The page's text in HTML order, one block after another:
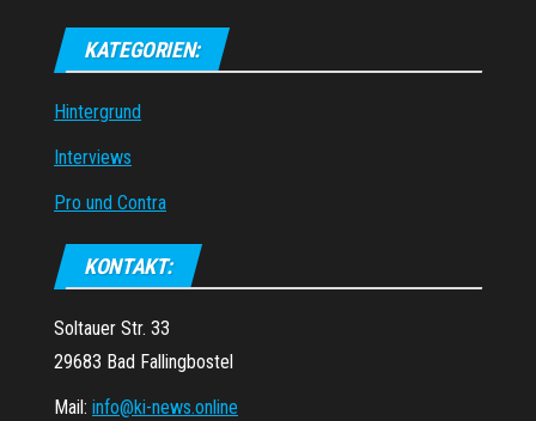
KATEGORIEN:
Hintergrund
Interviews
Pro und Contra
KONTAKT:
Soltauer Str. 33
29683 Bad Fallingbostel
Mail: info@ki-news.online